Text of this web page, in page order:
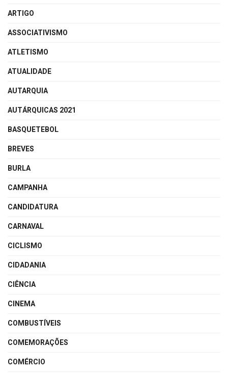
ARTIGO
ASSOCIATIVISMO
ATLETISMO
ATUALIDADE
AUTARQUIA
AUTÁRQUICAS 2021
BASQUETEBOL
BREVES
BURLA
CAMPANHA
CANDIDATURA
CARNAVAL
CICLISMO
CIDADANIA
CIÊNCIA
CINEMA
COMBUSTÍVEIS
COMEMORAÇÕES
COMÉRCIO